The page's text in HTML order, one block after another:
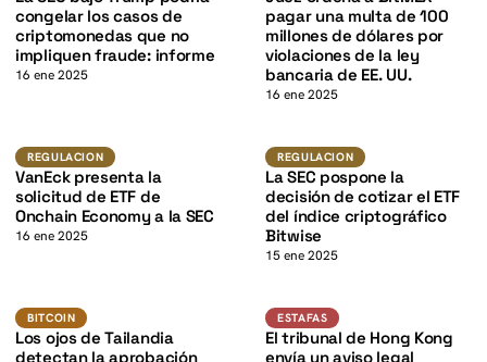
congelar los casos de
criptomonedas que no
impliquen fraude: informe
16 ene 2025
pagar una multa de 100
millones de dólares por
violaciones de la ley
bancaria de EE. UU.
16 ene 2025
Regulacion
K
REGULACION
VanEck presenta la
solicitud de ETF de
Onchain Economy a la SEC
16 ene 2025
Regulacion
REGULACION
La SEC pospone la
decisión de cotizar el ETF
del índice criptográfico
Bitwise
15 ene 2025
BITCOIN K
BITCOIN
Los ojos de Tailandia
detectan la aprobación
ESTAFASTRX
ESTAFAS
El tribunal de Hong Kong
envía un aviso legal